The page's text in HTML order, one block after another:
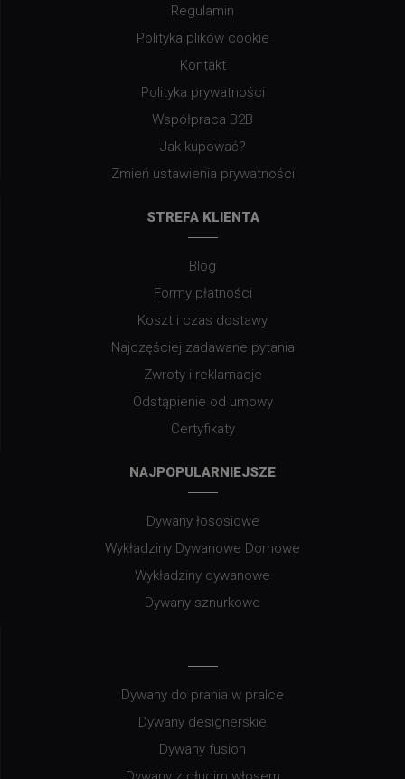
Regulamin
Polityka plików cookie
Kontakt
Polityka prywatności
Współpraca B2B
Jak kupować?
Zmień ustawienia prywatności
STREFA KLIENTA
Blog
Formy płatności
Koszt i czas dostawy
Najczęściej zadawane pytania
Zwroty i reklamacje
Odstąpienie od umowy
Certyfikaty
NAJPOPULARNIEJSZE
Dywany łososiowe
Wykładziny Dywanowe Domowe
Wykładziny dywanowe
Dywany sznurkowe
Dywany do prania w pralce
Dywany designerskie
Dywany fusion